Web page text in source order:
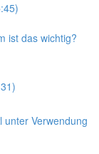
ist das wichtig?
unter Verwendung